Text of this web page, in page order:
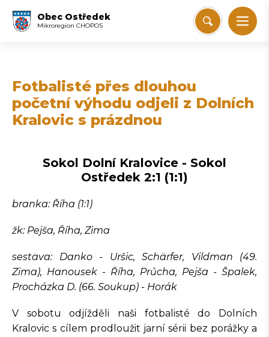
Obec Ostředek
Mikroregion CHOPOS
Fotbalisté přes dlouhou
početní výhodu odjeli z Dolních
Kralovic s prázdnou
Sokol Dolní Kralovice - Sokol
Ostředek 2:1 (1:1)
branka: Říha (1:1)
žk: Pejša, Říha, Zima
sestava: Danko - Uršic, Schärfer, Vildman (49.
Zima), Hanousek - Říha, Průcha, Pejša - Špalek,
Procházka D. (66. Soukup) - Horák
V sobotu odjížděli naši fotbalisté do Dolních
Kralovic s cílem prodloužit jarní sérii bez porážky a